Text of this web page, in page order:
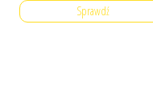
Sprawdź